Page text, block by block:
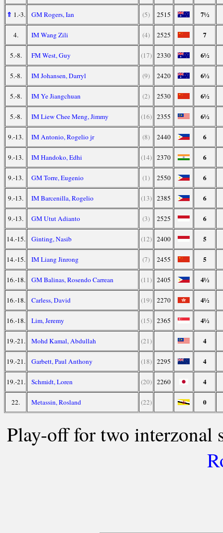
⇑ 1.-3. GM Rogers, Ian (5) 2515 7½
4. IM Wang Zili (4) 2525 7
5.-8. FM West, Guy (17) 2330 6½
5.-8. IM Johansen, Darryl (9) 2420 6½
5.-8. IM Ye Jiangchuan (2) 2530 6½
5.-8. IM Liew Chee Meng, Jimmy (16) 2355 6½
9.-13. IM Antonio, Rogelio jr (8) 2440 6
9.-13. IM Handoko, Edhi (14) 2370 6
9.-13. GM Torre, Eugenio (1) 2550 6
9.-13. IM Barcenilla, Rogelio (13) 2385 6
9.-13. GM Utut Adianto (3) 2525 6
14.-15. Ginting, Nasib (12) 2400 5
14.-15. IM Liang Jinrong (7) 2455 5
16.-18. GM Balinas, Rosendo Carrean (11) 2405 4½
16.-18. Carless, David (19) 2270 4½
16.-18. Lim, Jeremy (15) 2365 4½
19.-21. Mohd Kamal, Abdullah (21) 4
19.-21. Garbett, Paul Anthony (18) 2295 4
19.-21. Schmidt, Loren (20) 2260 4
22. Metassin, Rosland (22) 0
Play-off for two interzonal